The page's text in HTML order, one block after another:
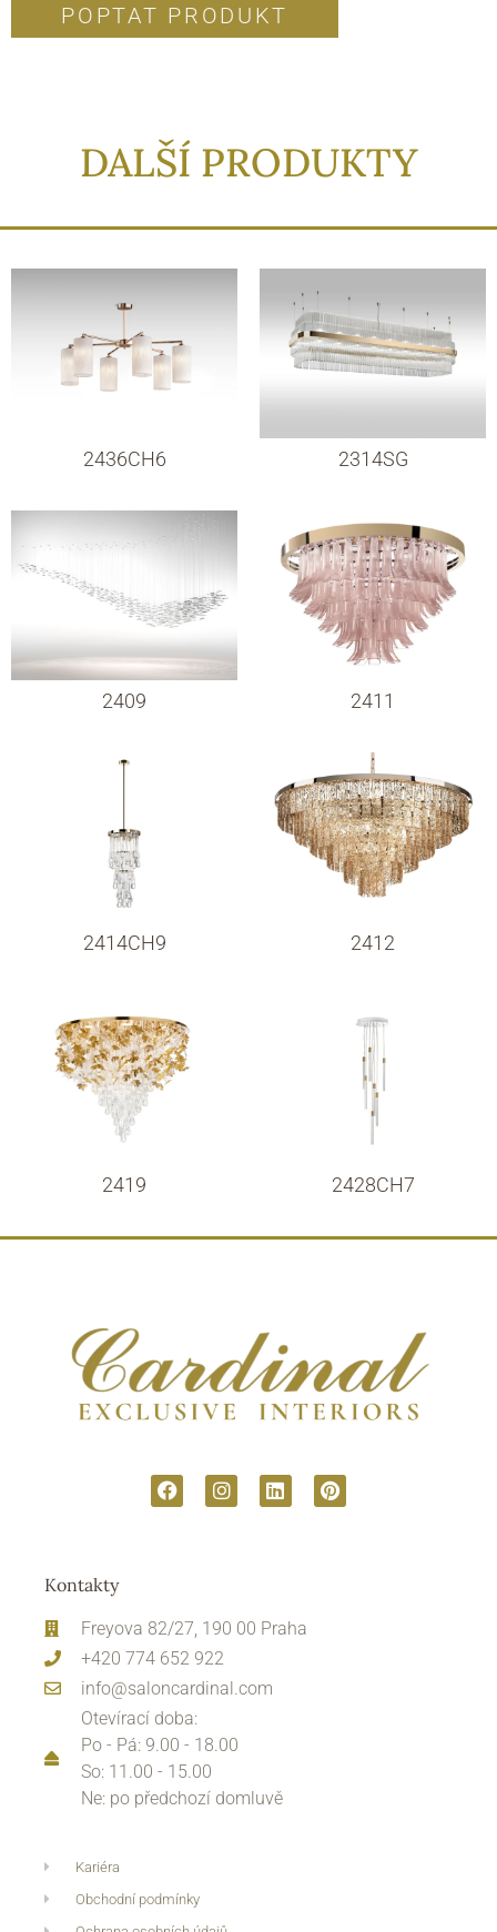
POPTAT PRODUKT
DALŠÍ PRODUKTY
2436CH6 2314SG
2409 2411
2414CH9 2412
2419 2428CH7
Kontakty
Freyova 82/27, 190 00 Praha
+420 774 652 922
info@saloncardinal.com
Otevírací doba:
Po - Pá: 9.00 - 18.00
So: 11.00 - 15.00
Ne: po předchozí domluvě
Kariéra
Obchodní podmínky